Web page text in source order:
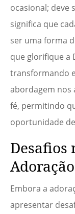
ocasional; deve
significa que
ser uma forma
que glorifique a
transformando
abordagem nos
fé, permitindo
oportunidade
Desafios
Adoração
Embora a
apresentar